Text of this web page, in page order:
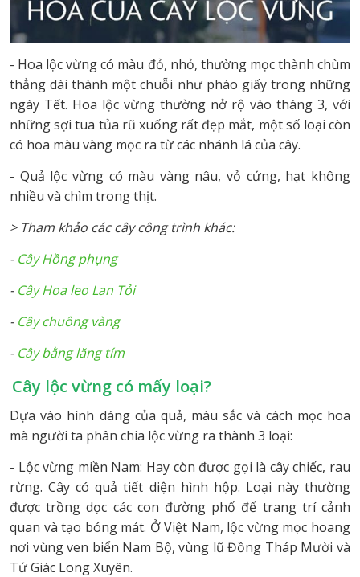
- Hoa lộc vừng có màu đỏ, nhỏ, thường mọc thành chùm
thẳng dài thành một chuỗi như pháo giấy trong những
ngày Tết. Hoa lộc vừng thường nở rộ vào tháng 3, với
những sợi tua tủa rũ xuống rất đẹp mắt, một số loại còn
có hoa màu vàng mọc ra từ các nhánh lá của cây.
- Quả lộc vừng có màu vàng nâu, vỏ cứng, hạt không
nhiều và chìm trong thịt.
> Tham khảo các cây công trình khác:
- Cây Hồng phụng
- Cây Hoa leo Lan Tỏi
- Cây chuông vàng
- Cây bằng lăng tím
Cây lộc vừng có mấy loại?
Dựa vào hình dáng của quả, màu sắc và cách mọc hoa
mà người ta phân chia lộc vừng ra thành 3 loại:
- Lộc vừng miền Nam: Hay còn được gọi là cây chiếc, rau
rừng. Cây có quả tiết diện hình hộp. Loại này thường
được trồng dọc các con đường phố để trang trí cảnh
quan và tạo bóng mát. Ở Việt Nam, lộc vừng mọc hoang
nơi vùng ven biển Nam Bộ, vùng lũ Đồng Tháp Mười và
Tứ Giác Long Xuyên.